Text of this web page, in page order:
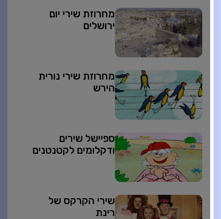
מחרוזת שירי יום
ירושלים
מחרוזת שירי נורית
הירש
ספיישל שירים
ודקלומים לקטנטנים
שירי הקרקס של
רינת